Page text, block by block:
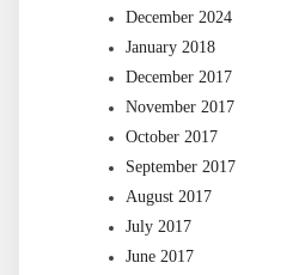
December 2024
January 2018
December 2017
November 2017
October 2017
September 2017
August 2017
July 2017
June 2017